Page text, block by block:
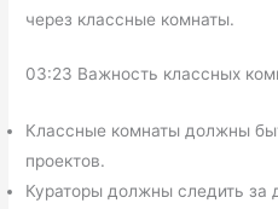
через классные комнаты.
03:23 Важность классных
Классные комнаты должны
проектов.
Кураторы должны следить за